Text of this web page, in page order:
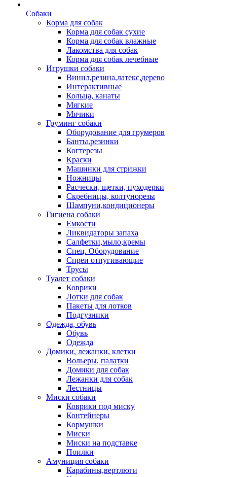
Собаки
Корма для собак
Корма для собак сухие
Корма для собак влажные
Лакомства для собак
Корма для собак лечебные
Игрушки собаки
Винил,резина,латекс,дерево
Интерактивные
Кольца, канаты
Мягкие
Мячики
Груминг собаки
Оборудование для грумеров
Банты,резинки
Когтерезы
Краски
Машинки для стрижки
Ножницы
Расчески, щетки, пуходерки
Скребницы, колтунорезы
Шампуни,кондиционеры
Гигиена собаки
Емкости
Ликвидаторы запаха
Салфетки,мыло,кремы
Спец. Оборудование
Спреи отпугивающие
Трусы
Туалет собаки
Коврики
Лотки для собак
Пакеты для лотков
Подгузники
Одежда, обувь
Обувь
Одежда
Домики, лежанки, клетки
Вольеры, палатки
Домики для собак
Лежанки для собак
Лестницы
Миски собаки
Коврики под миску
Контейнеры
Кормушки
Миски
Миски на подставке
Поилки
Амуниция собаки
Карабины,вертлюги